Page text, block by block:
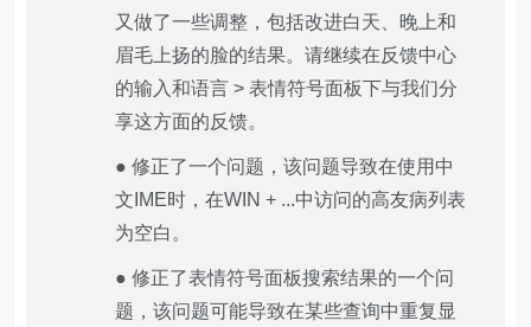
又做了一些调整，包括改进白天、晚上和
眉毛上扬的脸的结果。请继续在反馈中心
的输入和语言 > 表情符号面板下与我们分
享这方面的反馈。
● 修正了一个问题，该问题导致在使用中
文IME时，在WIN + ...中访问的高友病列表
为空白。
● 修正了表情符号面板搜索结果的一个问
题，该问题可能导致在某些查询中重复显